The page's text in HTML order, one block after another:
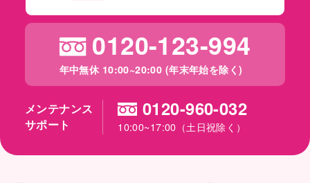
0120-123-994
年中無休 10:00~20:00 (年末年始を除く)
メンテナンス
サポート
0120-960-032
10:00~17:00（土日祝除く）